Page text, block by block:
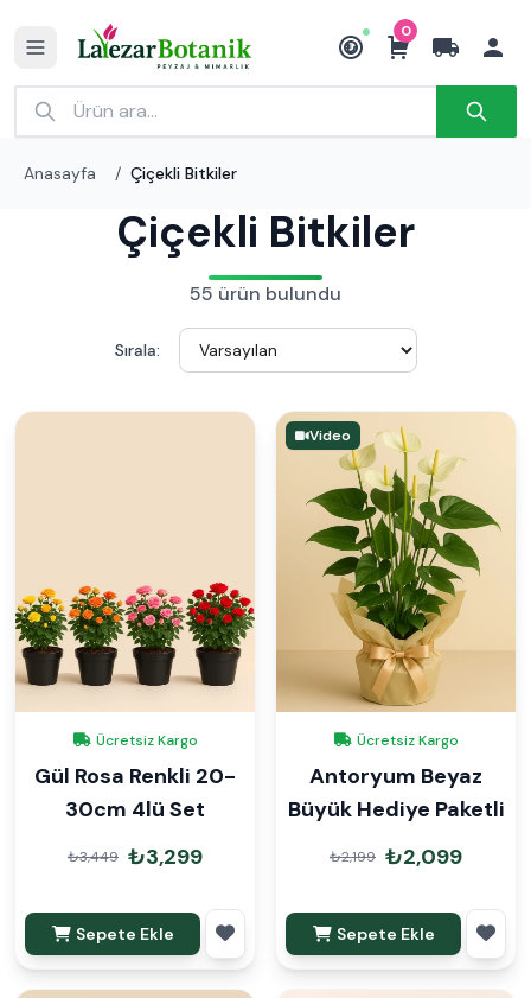
₺
0
Anasayfa / Çiçekli Bitkiler
Çiçekli Bitkiler
55 ürün bulundu
Sırala:
Ücretsiz Kargo
Gül Rosa Renkli 20-
30cm 4lü Set
₺3,449 ₺3,299
Sepete Ekle
Video
Ücretsiz Kargo
Antoryum Beyaz
Büyük Hediye Paketli
₺2,199 ₺2,099
Sepete Ekle